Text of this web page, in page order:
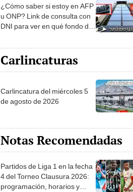
¿Cómo saber si estoy en AFP
u ONP? Link de consulta con
DNI para ver en qué fondo de
Carlincaturas
Carlincatura del miércoles 5
de agosto de 2026
Notas Recomendadas
Partidos de Liga 1 en la fecha
4 del Torneo Clausura 2026:
programación, horarios y